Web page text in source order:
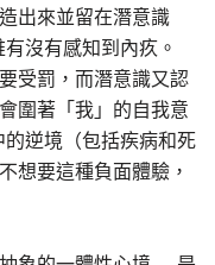
出來並留在潛意識
沒有感知到內疚。
罰，而潛意識又認
圍著「我」的自我意
逆境（包括疾病和死
想要這種負面體驗，